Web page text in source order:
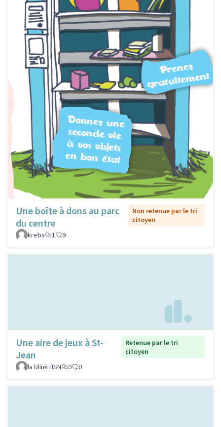
Une boîte à dons au parc
du centre
Non retenue par le tri
citoyen
krebs
1 9
Une aire de jeux à St-
Jean
Retenue par le tri
citoyen
la blink HSN
0 0